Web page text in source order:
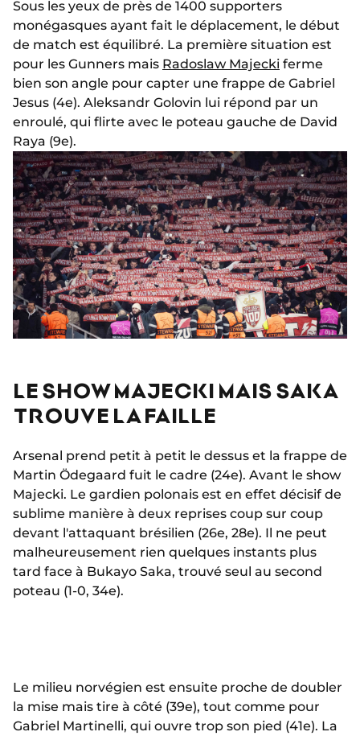
Sous les yeux de près de 1400 supporters
monégasques ayant fait le déplacement, le début
de match est équilibré. La première situation est
pour les Gunners mais Radoslaw Majecki ferme
bien son angle pour capter une frappe de Gabriel
Jesus (4e). Aleksandr Golovin lui répond par un
enroulé, qui flirte avec le poteau gauche de David
Raya (9e).
LE SHOW MAJECKI MAIS SAKA
TROUVE LA FAILLE
Arsenal prend petit à petit le dessus et la frappe de
Martin Ödegaard fuit le cadre (24e). Avant le show
Majecki. Le gardien polonais est en effet décisif de
sublime manière à deux reprises coup sur coup
devant l'attaquant brésilien (26e, 28e). Il ne peut
malheureusement rien quelques instants plus
tard face à Bukayo Saka, trouvé seul au second
poteau (1-0, 34e).
Le milieu norvégien est ensuite proche de doubler
la mise mais tire à côté (39e), tout comme pour
Gabriel Martinelli, qui ouvre trop son pied (41e). La